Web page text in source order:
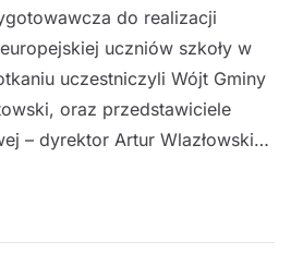
do realizacji
uczniów szkoły w
uczestniczyli Wójt Gminy
oraz przedstawiciele
– dyrektor Artur Wlazłowski…